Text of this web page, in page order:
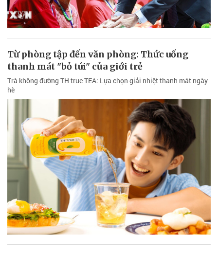
Từ phòng tập đến văn phòng: Thức uống
thanh mát "bỏ túi" của giới trẻ
Trà không đường TH true TEA: Lựa chọn giải nhiệt thanh mát ngày
hè